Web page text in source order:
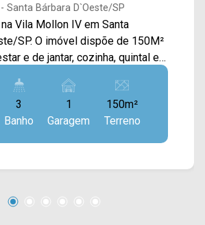
Santa Bárbara D`Oeste/SP
Vila Mollon IV em Santa
de 150M²
e de jantar, cozinha, quintal e
dormitórios sendo
Banheiros, sendo 02 sociais; > 01
Por enquanto não
pois tem que fazer o
, pois são 2 casas no
farmácias, bancos,
3
Banho
1
Garagem
150m²
Terreno